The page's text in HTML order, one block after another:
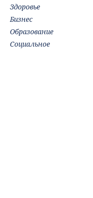
Здоровье
Бизнес
Образование
Социальное